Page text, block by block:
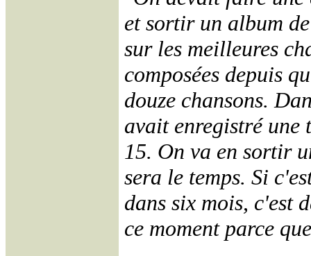
et sortir un album
sur les meilleures
composées depuis
douze chansons.
avait enregistré une
15. On va en sortir
sera le temps. Si
dans six mois, c'est
ce moment parce